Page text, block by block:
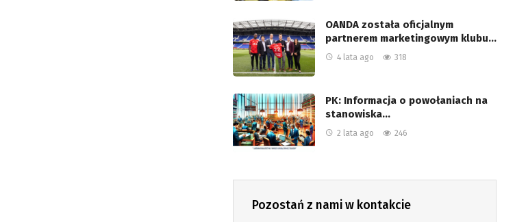
OANDA została oficjalnym
partnerem marketingowym klubu…
4 lata ago 318
PK: Informacja o powołaniach na
stanowiska…
2 lata ago 246
Pozostań z nami w kontakcie